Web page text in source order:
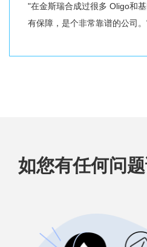
"在金斯瑞合成过很多 Oligo和
有保障，是个非常靠谱的公司
如您有任何问